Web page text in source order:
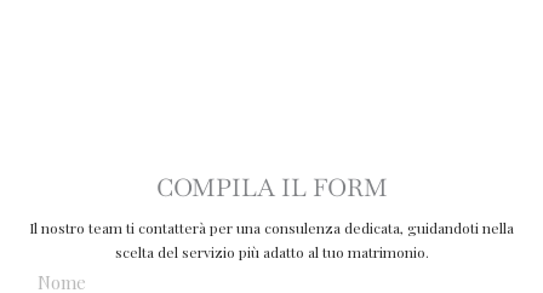
COMPILA IL FORM
Il nostro team ti contatterà per una consulenza dedicata, guidandoti nella
scelta del servizio più adatto al tuo matrimonio.